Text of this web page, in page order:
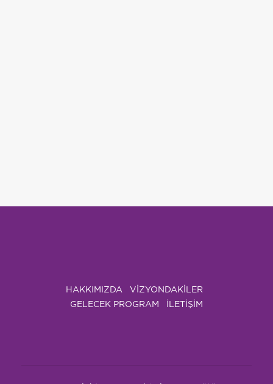
HAKKIMIZDA
VIZYONDAKILER
GELECEK PROGRAM
İLETİŞİM